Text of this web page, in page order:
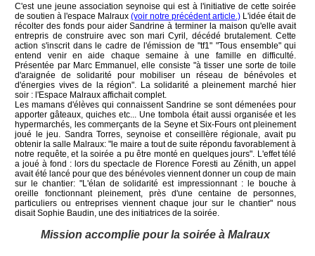
C'est une jeune association seynoise qui est à l'initiative de cette soirée
de soutien à l'espace Malraux(voir notre précédent article.) L'idée était de
récolter des fonds pour aider Sandrine à terminer la maison qu'elle avait
entrepris de construire avec son mari Cyril, décédé brutalement. Cette
action s'inscrit dans le cadre de l'émission de "tf1" "Tous ensemble" qui
entend venir en aide chaque semaine à une famille en difficulté.
Présentée par Marc Emmanuel, elle consiste "à tisser une sorte de toile
d'araignée de solidarité pour mobiliser un réseau de bénévoles et
d'énergies vives de la région". La solidarité a pleinement marché hier
soir : l'Espace Malraux affichait complet.
Les mamans d'élèves qui connaissent Sandrine se sont démenées pour
apporter gâteaux, quiches etc... Une tombola était aussi organisée et les
hypermarchés, les commerçants de la Seyne et Six-Fours ont pleinement
joué le jeu. Sandra Torres, seynoise et conseillère régionale, avait pu
obtenir la salle Malraux: "le maire a tout de suite répondu favorablement à
notre requête, et la soirée a pu être monté en quelques jours". L'effet télé
a joué à fond : lors du spectacle de Florence Foresti au Zénith, un appel
avait été lancé pour que des bénévoles viennent donner un coup de main
sur le chantier: "L'élan de solidarité est impressionnant : le bouche à
oreille fonctionnant pleinement, près d'une centaine de personnes,
particuliers ou entreprises viennent chaque jour sur le chantier" nous
disait Sophie Baudin, une des initiatrices de la soirée.
Mission accomplie pour la soirée à Malraux